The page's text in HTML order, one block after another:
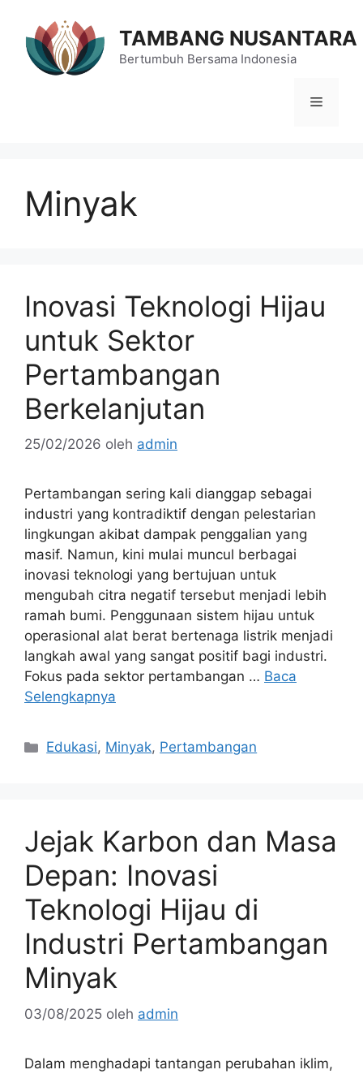
TAMBANG NUSANTARA
Bertumbuh Bersama Indonesia
Menu
Minyak
Inovasi Teknologi Hijau
untuk Sektor
Pertambangan
Berkelanjutan
25/02/2026 oleh admin
Pertambangan sering kali dianggap sebagai
industri yang kontradiktif dengan pelestarian
lingkungan akibat dampak penggalian yang
masif. Namun, kini mulai muncul berbagai
inovasi teknologi yang bertujuan untuk
mengubah citra negatif tersebut menjadi lebih
ramah bumi. Penggunaan sistem hijau untuk
operasional alat berat bertenaga listrik menjadi
langkah awal yang sangat positif bagi industri.
Fokus pada sektor pertambangan … Baca
Selengkapnya
Kategori
Edukasi, Minyak, Pertambangan
Jejak Karbon dan Masa
Depan: Inovasi
Teknologi Hijau di
Industri Pertambangan
Minyak
03/08/2025 oleh admin
Dalam menghadapi tantangan perubahan iklim,